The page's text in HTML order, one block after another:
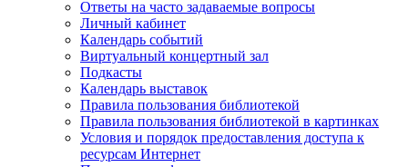
Ответы на часто задаваемые вопросы
Личный кабинет
Календарь событий
Виртуальный концертный зал
Подкасты
Календарь выставок
Правила пользования библиотекой
Правила пользования библиотекой в картинках
Условия и порядок предоставления доступа к
ресурсам Интернет